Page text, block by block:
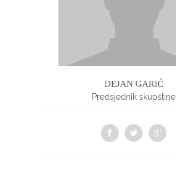
DEJAN GARIĆ
Predsjednik skupštine